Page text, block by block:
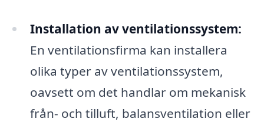
Installation av ventilationssystem:
En ventilationsfirma kan installera
olika typer av ventilationssystem,
oavsett om det handlar om mekanisk
från- och tilluft, balansventilation eller